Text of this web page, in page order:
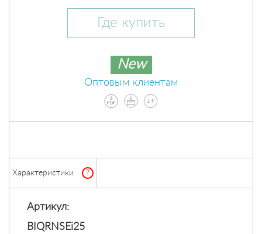
Где купить
New
Оптовым клиентам
Характеристики ?
Артикул:
BIQRNSEi25